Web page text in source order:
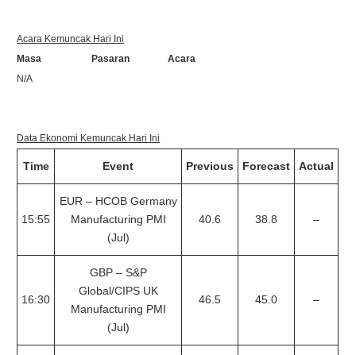
Acara Kemuncak Hari Ini
Masa Pasaran Acara
N/A
Data Ekonomi Kemuncak Hari Ini
Time Event Previous Forecast Actual
15:55
EUR – HCOB Germany
Manufacturing PMI
(Jul)
40.6 38.8 –
16:30
GBP – S&P
Global/CIPS UK
Manufacturing PMI
(Jul)
46.5 45.0 –